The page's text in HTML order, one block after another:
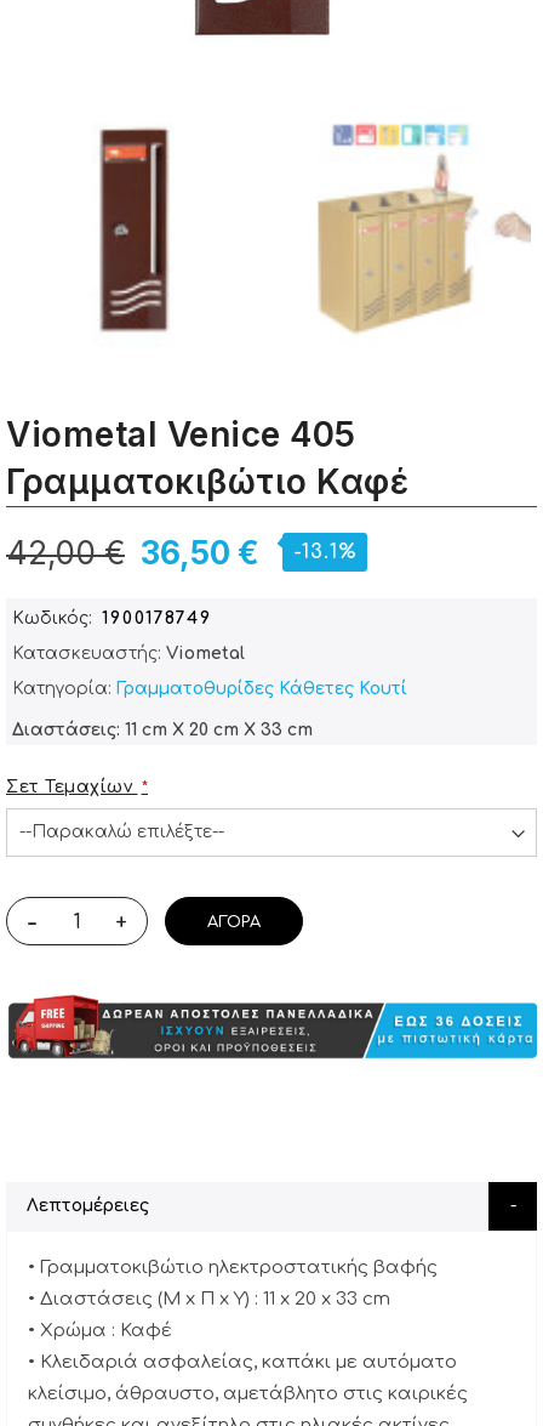
Viometal Venice 405
Γραμματοκιβώτιο Καφέ
36,50 €
42,00 € -13.1%
Κωδικός
1900178749
Κατασκευαστής: Viometal
Κατηγορία: Γραμματοθυρίδες Κάθετες Κουτί
Διαστάσεις: 11 cm X 20 cm X 33 cm
Σετ Τεμαχίων
- + ΑΓΟΡΆ
Λεπτομέρειες
• Γραμματοκιβώτιο ηλεκτροστατικής βαφής
• Διαστάσεις (M x Π x Y) : 11 x 20 x 33 cm
• Xρώμα : Καφέ
• Κλειδαριά ασφαλείας, καπάκι με αυτόματο
κλείσιμο, άθραυστο, αμετάβλητο στις καιρικές